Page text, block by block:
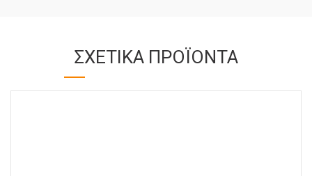
ΣΧΕΤΙΚΆ ΠΡΟΪΌΝΤΑ